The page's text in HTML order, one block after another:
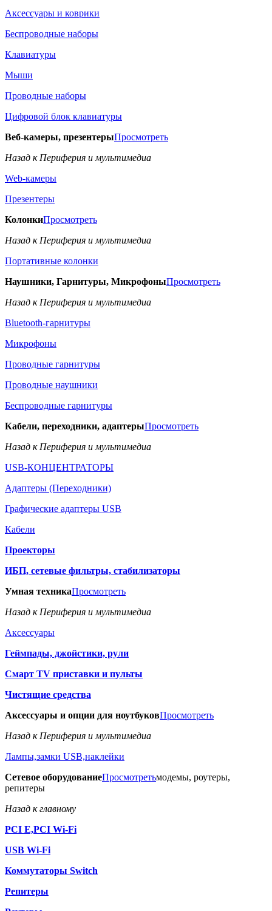
Аксессуары и коврики
Беспроводные наборы
Клавиатуры
Мыши
Проводные наборы
Цифровой блок клавиатуры
Веб-камеры, презентерыПросмотреть
Назад к Периферия и мультимедиа
Web-камеры
Презентеры
КолонкиПросмотреть
Назад к Периферия и мультимедиа
Портативные колонки
Наушники, Гарнитуры, МикрофоныПросмотреть
Назад к Периферия и мультимедиа
Bluetooth-гарнитуры
Микрофоны
Проводные гарнитуры
Проводные наушники
Беспроводные гарнитуры
Кабели, переходники, адаптерыПросмотреть
Назад к Периферия и мультимедиа
USB-КОНЦЕНТРАТОРЫ
Адаптеры (Переходники)
Графические адаптеры USB
Кабели
Проекторы
ИБП, сетевые фильтры, стабилизаторы
Умная техникаПросмотреть
Назад к Периферия и мультимедиа
Аксессуары
Геймпады, джойстики, рули
Смарт TV приставки и пульты
Чистящие средства
Аксессуары и опции для ноутбуковПросмотреть
Назад к Периферия и мультимедиа
Лампы,замки USB,наклейки
Сетевое оборудованиеПросмотретьмодемы, роутеры,
репитеры
Назад к главному
PCI E,PCI Wi-Fi
USB Wi-Fi
Коммутаторы Switch
Репитеры